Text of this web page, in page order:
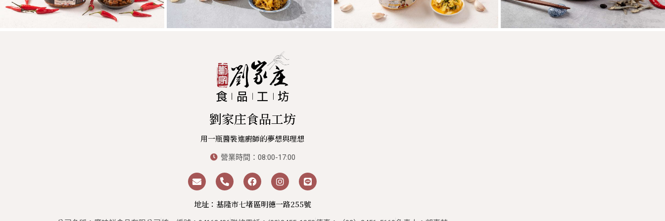
劉家庄食品工坊
用一瓶醬裝進廚師的夢想與理想
營業時間：08:00-17:00
地址：基隆市七堵區明德一路255號